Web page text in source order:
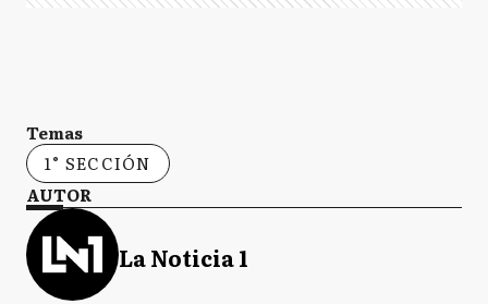
Temas
1° SECCIÓN
AUTOR
La Noticia 1